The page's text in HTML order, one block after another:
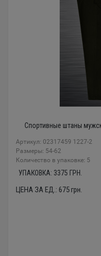
Спортивные штаны
Артикул: 02317459 1227-2
Размеры: 54-62
Количество в упаковке: 5
УПАКОВКА: 3375 ГРН.
ЦЕНА ЗА ЕД.: 675грн.